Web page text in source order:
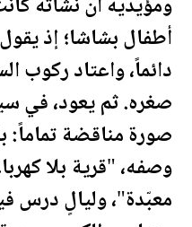
أطفال بشاشا؛ إذ
دائماً، واعتاد ركوب
صغره. ثم يعود، في
صورة مناقضة تماماً:
وصفه، "قرية بلا
معبّدة"، وليالٍ درس